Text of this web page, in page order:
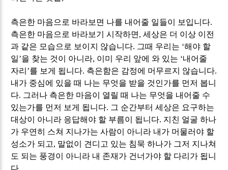
측은한 마음으로 바라보면 나를 내어줄 일들이 보입니다.
측은한 마음으로 바라보기 시작하면 ,세상은 더 이상 이전
과 같은 모습으로 보이지 않습니다. 그때 우리는 ‘해야 할
일’을 찾는 것이 아니라, 이미 우리 앞에 와 있는 ‘내어줄
자리 ’를 보게 됩니다. 측은함은 감정에 머무르지 않습니다.
내가 중심에 있을 때 나는 무엇을 받을 것인가를 먼저 봅니
다. 그러나 측은한 마음이 열릴 때 나는 무엇을 내어줄 수
있는가를 먼저 보게 됩니다. 그 순간부터 세상은 요구하는
대상이 아니라 응답해야 할 부름이 됩니다. 지친 얼굴 하나
가 우연히 스쳐 지나가는 사람이 아니라 내가 머물러야 할
성소가 되고, 말없이 견디고 있는 침묵 하나가 그저 지나쳐
도 되는 풍경이 아니라 내 존재가 건너가야 할 다리가 됩니
다